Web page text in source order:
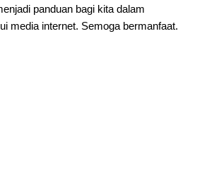
panduan bagi kita dalam
media internet. Semoga bermanfaat.